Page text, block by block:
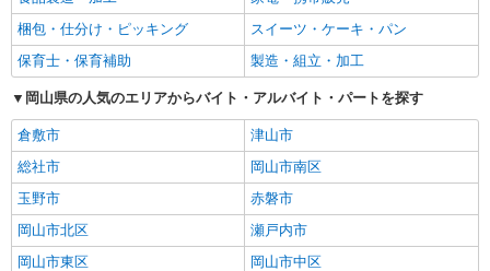
梱包・仕分け・ピッキング
スイーツ・ケーキ・パン
保育士・保育補助
製造・組立・加工
岡山県の人気のエリアからバイト・アルバイト・パートを探す
倉敷市
津山市
総社市
岡山市南区
玉野市
赤磐市
岡山市北区
瀬戸内市
岡山市東区
岡山市中区